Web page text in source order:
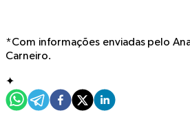
*Com informações enviadas pelo
Carneiro.
✦